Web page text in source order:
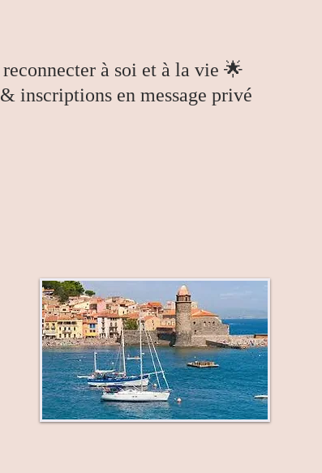
à soi et à la vie 🌟
inscriptions en message privé